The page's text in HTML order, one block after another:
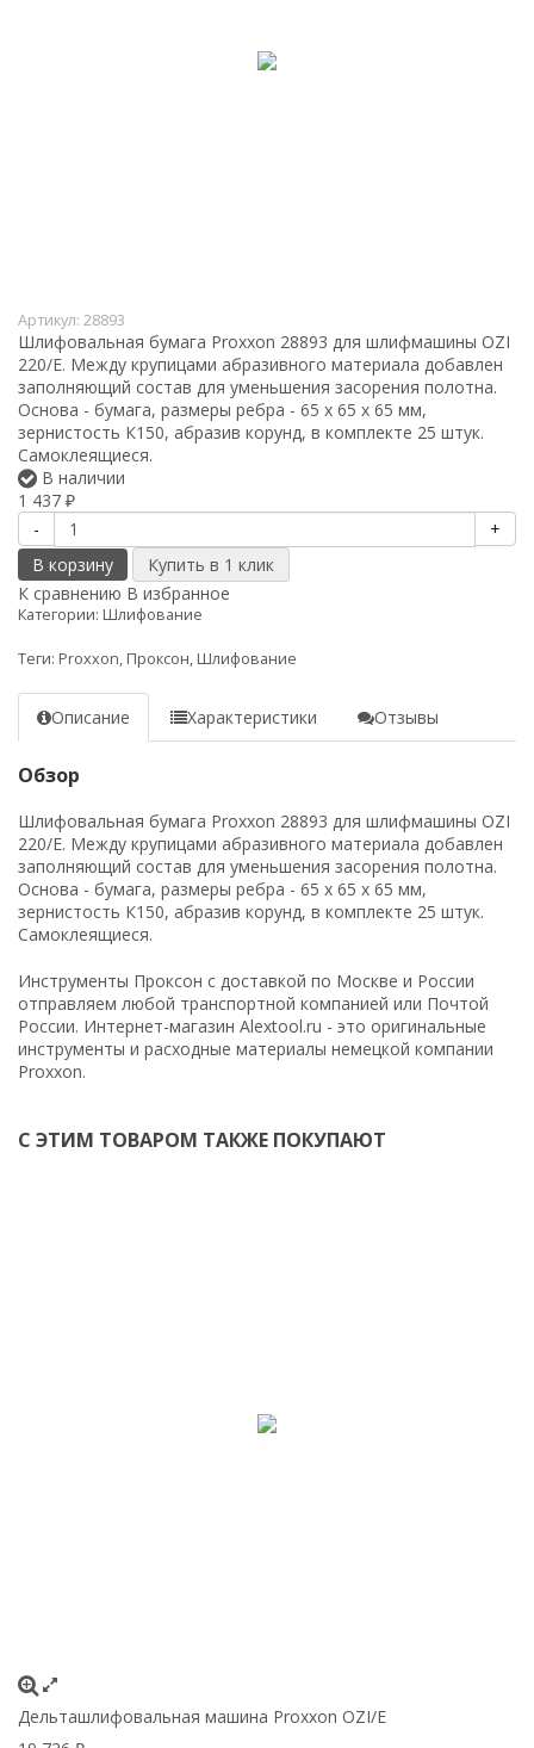
Артикул: 28893
Шлифовальная бумага Proxxon 28893 для шлифмашины OZI
220/E. Между крупицами абразивного материала добавлен
заполняющий состав для уменьшения засорения полотна.
Основа - бумага, размеры ребра - 65 х 65 х 65 мм,
зернистость К150, абразив корунд, в комплекте 25 штук.
Самоклеящиеся.
В наличии
1 437 ₽
-
+
В корзину
К сравнению В избранное
Категории: Шлифование
Теги: Proxxon, Проксон, Шлифование
Описание Характеристики Отзывы
Обзор
Шлифовальная бумага Proxxon 28893 для шлифмашины OZI
220/E. Между крупицами абразивного материала добавлен
заполняющий состав для уменьшения засорения полотна.
Основа - бумага, размеры ребра - 65 х 65 х 65 мм,
зернистость К150, абразив корунд, в комплекте 25 штук.
Самоклеящиеся.
Инструменты Проксон с доставкой по Москве и России
отправляем любой транспортной компанией или Почтой
России. Интернет-магазин Alextool.ru - это оригинальные
инструменты и расходные материалы немецкой компании
Proxxon.
С ЭТИМ ТОВАРОМ ТАКЖЕ ПОКУПАЮТ
Дельташлифовальная машина Proxxon OZI/E